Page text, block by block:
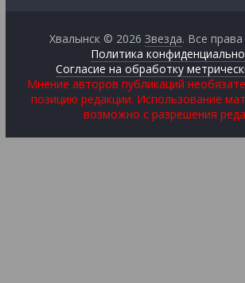
Хвалынск © 2026Звезда. Все
Политика
Согласие на обработку
Мнение авторов публикаций
позицию редакции. Использование
возможно с разрешения